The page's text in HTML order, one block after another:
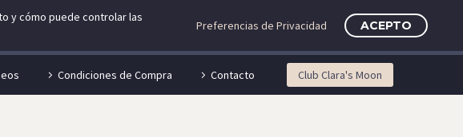
Condiciones de Compra Contacto Club Clara's Moon
y cómo puede controlar las
Preferencias de Privacidad ACEPTO